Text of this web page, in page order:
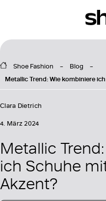
Shoe Fashion
Blog
Metallic Trend: Wie kombiniere
Clara Dietrich
4. März 2024
Metallic
ich Schuhe
Akzent?